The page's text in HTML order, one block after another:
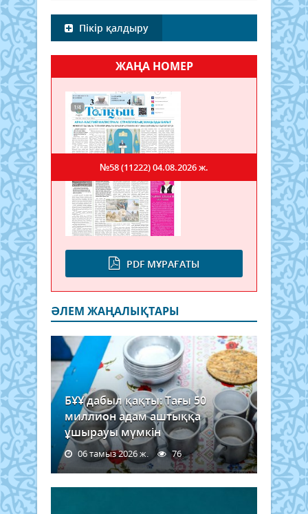
Пікір қалдыру
ЖАҢА НОМЕР
PDF МҰРАҒАТЫ
№58 (11222)04.08.2026 ж.
ӘЛЕМ ЖАҢАЛЫҚТАРЫ
БҰҰ дабыл қақты: Тағы 50
миллион адам аштыққа
ұшырауы мүмкін
06 тамыз 2026 ж. 76